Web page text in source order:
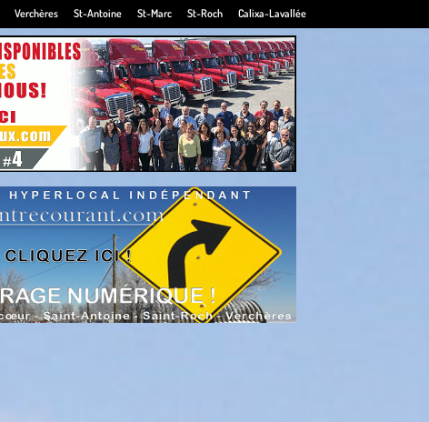
Verchères St-Antoine St-Marc St-Roch Calixa-Lavallée